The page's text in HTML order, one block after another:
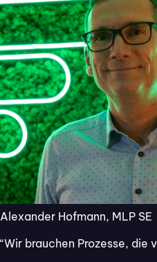
Alexander Hofmann, MLP SE
“Wir brauchen Prozesse, die
Lösung von
ZIELE &